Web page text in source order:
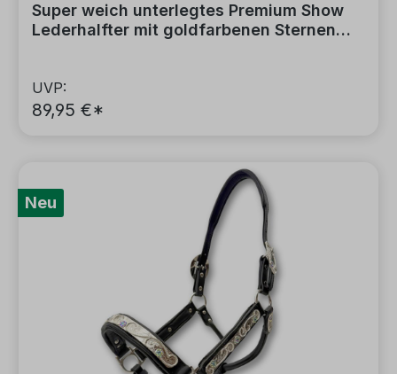
Super weich unterlegtes Premium Show
Lederhalfter mit goldfarbenen Sternen
UVP:
89,95 €*
Neu